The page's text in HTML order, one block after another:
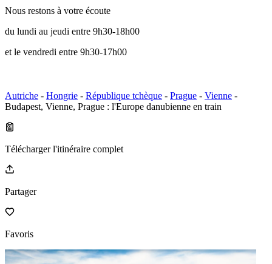
Nous restons à votre écoute
du lundi au jeudi entre 9h30-18h00
et le vendredi entre 9h30-17h00
Autriche - Hongrie - République tchèque - Prague - Vienne -
Budapest, Vienne, Prague : l'Europe danubienne en train
Télécharger l'itinéraire complet
Partager
Favoris